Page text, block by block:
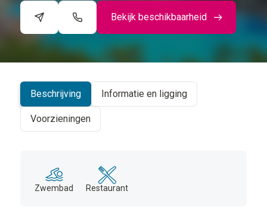
Bekijk beschikbaarheid
+
Beschrijving Informatie en ligging
Voorzieningen
Zwembad Restaurant